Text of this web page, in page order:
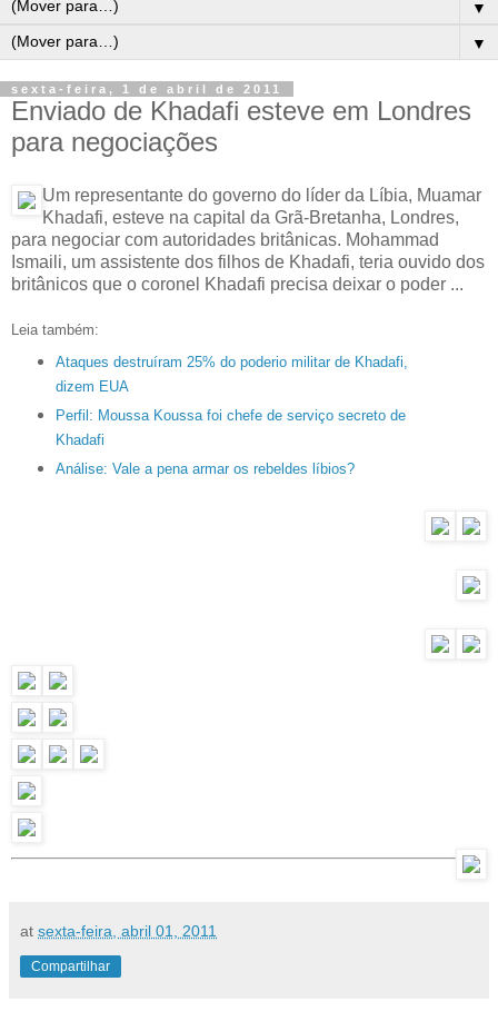
▼
▼
sexta-feira, 1 de abril de 2011
Enviado de Khadafi esteve em Londres
para negociações
Um representante do governo do líder da Líbia, Muamar
Khadafi, esteve na capital da Grã-Bretanha, Londres,
para negociar com autoridades britânicas. Mohammad
Ismaili, um assistente dos filhos de Khadafi, teria ouvido dos
britânicos que o coronel Khadafi precisa deixar o poder ...
Leia também:
Ataques destruíram 25% do poderio militar de Khadafi,
dizem EUA
Perfil: Moussa Koussa foi chefe de serviço secreto de
Khadafi
Análise: Vale a pena armar os rebeldes líbios?
at sexta-feira, abril 01, 2011
Compartilhar